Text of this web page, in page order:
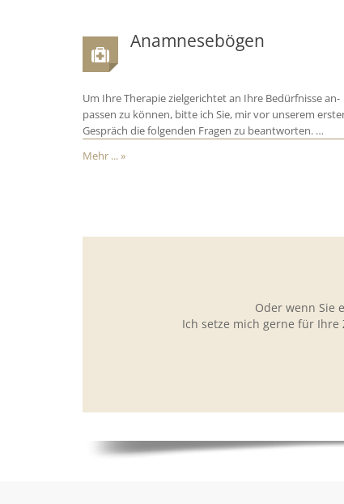
Anamnesebögen
Um Ihre Therapie zielgerichtet an Ihre Bedürfnisse an-
passen zu können, bitte ich Sie, mir vor unserem
Gespräch die folgenden Fragen zu beantworten. …
Mehr ... »
Oder wenn Sie
Ich setze mich gerne für